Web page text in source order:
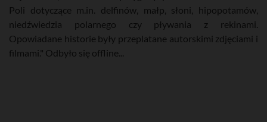
Poli dotyczące m.in. delfinów, małp, słoni, hipopotamów,
niedźwiedzia polarnego czy pływania z rekinami.
Opowiadane historie były przeplatane autorskimi zdjęciami i
filmami." Odbyło się offline...